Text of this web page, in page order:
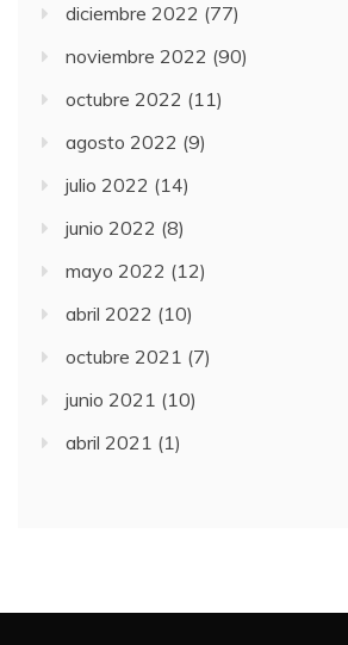
diciembre 2022 (77)
noviembre 2022 (90)
octubre 2022 (11)
agosto 2022 (9)
julio 2022 (14)
junio 2022 (8)
mayo 2022 (12)
abril 2022 (10)
octubre 2021 (7)
junio 2021 (10)
abril 2021 (1)